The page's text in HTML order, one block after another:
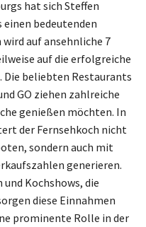
hat sich Steffen
bedeutenden
auf ansehnliche 7
auf die erfolgreiche
beliebten Restaurants
GO ziehen zahlreiche
genießen möchten. In
der Fernsehkoch nicht
sondern auch mit
generieren.
und Kochshows, die
diese Einnahmen
prominente Rolle in der